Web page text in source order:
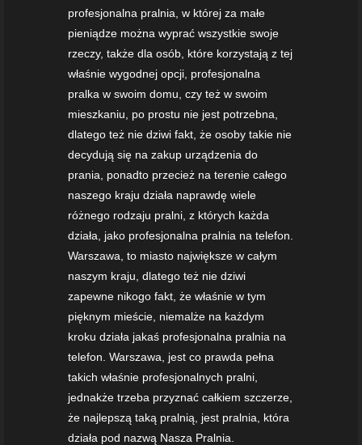
profesjonalna pralnia, w której za małe
pieniądze można wyprać wszystkie swoje
rzeczy, także dla osób, które korzystają z tej
właśnie wygodnej opcji, profesjonalna
pralka w swoim domu, czy też w swoim
mieszkaniu, po prostu nie jest potrzebna,
dlatego też nie dziwi fakt, że osoby takie nie
decydują się na zakup urządzenia do
prania, ponadto przecież na terenie całego
naszego kraju działa naprawdę wiele
różnego rodzaju pralni, z których każda
działa, jako profesjonalna pralnia na telefon.
Warszawa, to miasto największe w całym
naszym kraju, dlatego też nie dziwi
zapewne nikogo fakt, że właśnie w tym
pięknym mieście, niemalże na każdym
kroku działa jakaś profesjonalna pralnia na
telefon. Warszawa, jest co prawda pełna
takich właśnie profesjonalnych pralni,
jednakże trzeba przyznać całkiem szczerze,
że najlepszą taką pralnią, jest pralnia, która
działa pod nazwą Nasza Pralnia.